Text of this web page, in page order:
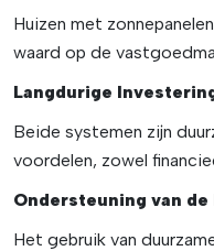
Huizen met
waard op de
Langdurige
Beide systemen zijn
voordelen, zowel
Ondersteuning van
Het gebruik van